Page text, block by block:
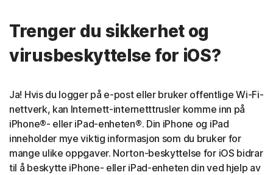
Trenger du sikkerhet og
virusbeskyttelse for iOS?
Ja! Hvis du logger på e-post eller bruker offentlige Wi-Fi-
nettverk, kan Internett-internetttrusler komme inn på
iPhone®- eller iPad-enheten®. Din iPhone og iPad
inneholder mye viktig informasjon som du bruker for
mange ulike oppgaver. Norton-beskyttelse for iOS bidrar
til å beskytte iPhone- eller iPad-enheten din ved hjelp av